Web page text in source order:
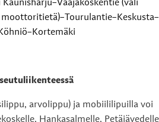
(väli
arvolippu) ja mobiililipuilla voi
Hankasalmelle, Petäjävedelle